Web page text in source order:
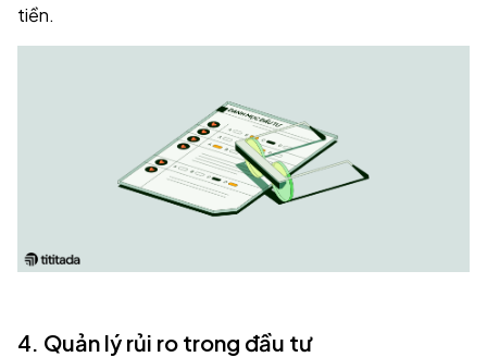
tiền.
4. Quản lý rủi ro trong đầu tư